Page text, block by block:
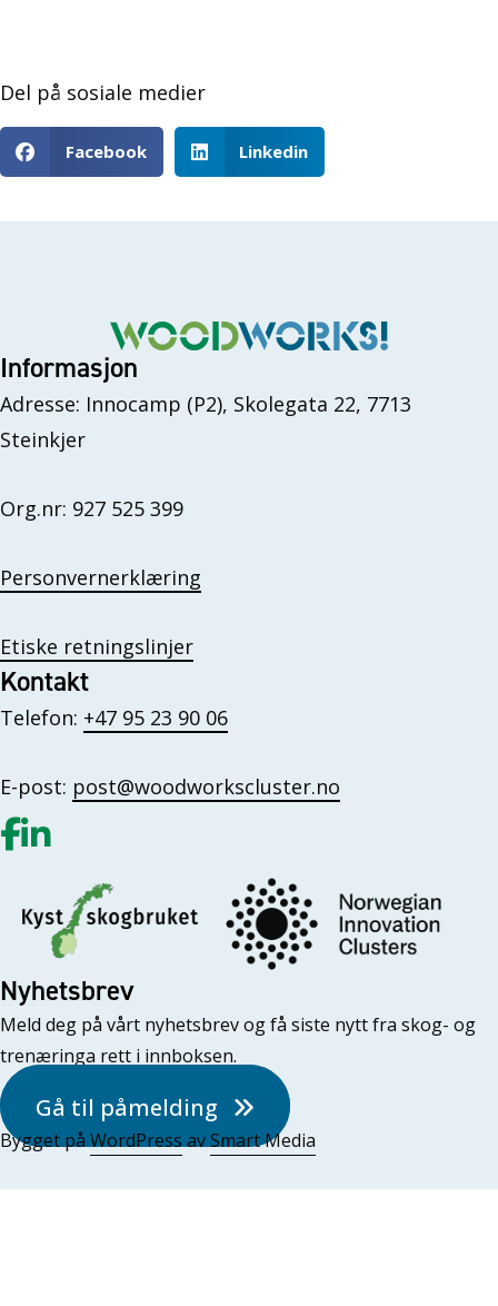
Del på sosiale medier
Facebook Linkedin
Informasjon
Adresse: Innocamp (P2), Skolegata 22, 7713
Steinkjer
Org.nr: 927 525 399
Personvernerklæring
Etiske retningslinjer
Kontakt
Telefon: +47 95 23 90 06
E-post: post@woodworkscluster.no
Gå til vår Facebook
Gå til vår LinkedIn
Nyhetsbrev
Meld deg på vårt nyhetsbrev og få siste nytt fra skog- og
trenæringa rett i innboksen.
Gå til påmelding
Bygget på WordPress avSmart Media